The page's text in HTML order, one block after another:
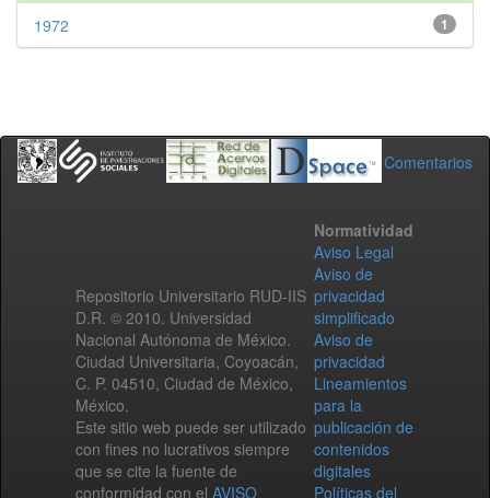
1
1972
Comentarios
Repositorio Universitario RUD-IIS
D.R. © 2010. Universidad
Nacional Autónoma de México.
Ciudad Universitaria, Coyoacán,
C. P. 04510, Ciudad de México,
México.
Este sitio web puede ser utilizado
con fines no lucrativos siempre
que se cite la fuente de
conformidad con el AVISO
Normatividad
Aviso Legal
Aviso de
privacidad
simplificado
Aviso de
privacidad
Lineamientos
para la
publicación de
contenidos
digitales
Políticas del